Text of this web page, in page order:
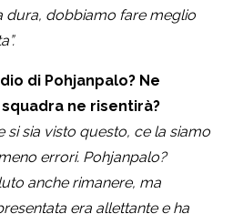
dura, dobbiamo fare meglio
di Pohjanpalo? Ne
ne risentirà?
si sia visto questo, ce la siamo
errori. Pohjanpalo?
anche rimanere, ma
era allettante e ha